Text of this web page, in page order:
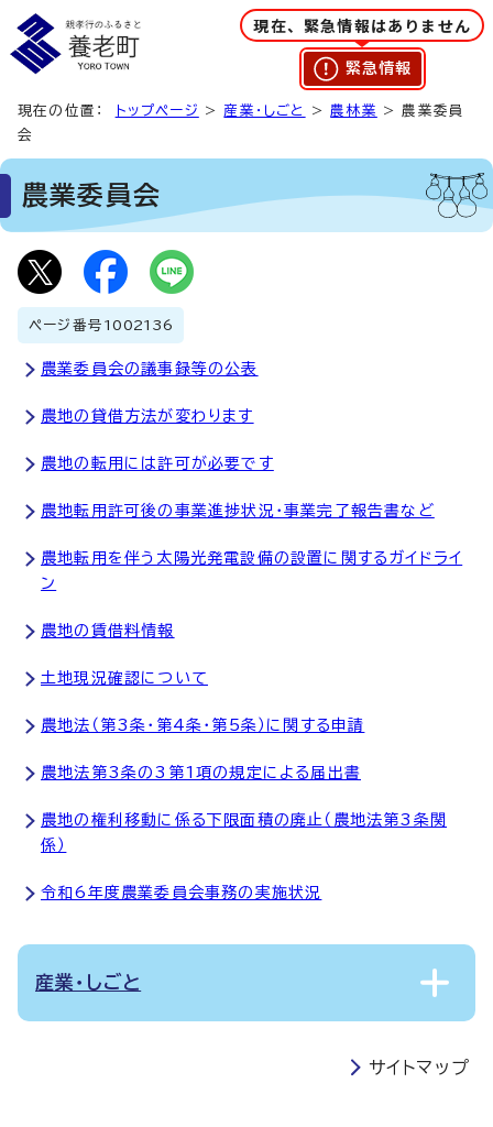
現在、緊急情報はありません
緊急情報
現在の位置： トップページ > 産業・しごと >農林業
> 農業委員
会
農業委員会
ページ番号 1002136
農業委員会の議事録等の公表
農地の貸借方法が変わります
農地の転用には許可が必要です
農地転用許可後の事業進捗状況・事業完了報告書など
農地転用を伴う太陽光発電設備の設置に関するガイドライ
ン
農地の賃借料情報
土地現況確認について
農地法（第3条・第4条・第5条）に関する申請
農地法第3条の3第1項の規定による届出書
農地の権利移動に係る下限面積の廃止（農地法第3条関
係）
令和6年度農業委員会事務の実施状況
産業・しごと
サイトマップ